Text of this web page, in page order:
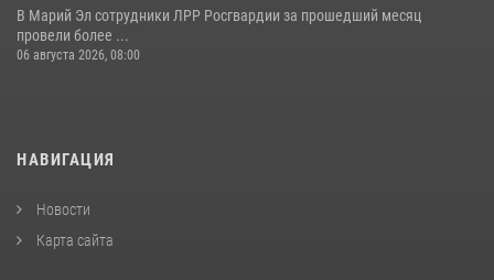
В Марий Эл сотрудники ЛРР Росгвардии за прошедший месяц
провели более ...
06 августа 2026, 08:00
НАВИГАЦИЯ
Новости
Карта сайта